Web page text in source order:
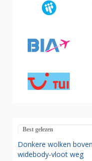
Best gelezen
Donkere wolken
widebody-vloot weg